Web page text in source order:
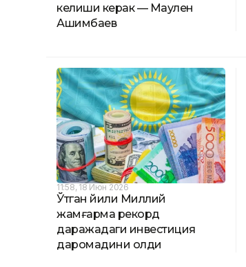
келиши керак — Маулен
Ашимбаев
11:58, 18 Июн 2026
Ўтган йили Миллий
жамғарма рекорд
даражадаги инвестиция
даромадини олди